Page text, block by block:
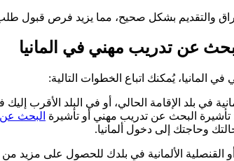
والتقديم بشكل صحيح، مما يزيد فرص قبول
عن تدريب مهني في المانيا
المانيا، يُمكنك اتباع الخطوات التالية:
في بلد الإقامة الحالي، أو في البلد
تأشيرة البحث عن تدريب مهني أو تأشيرة البحث
وحاجتك إلى دخول ألمانيا.
القنصلية الألمانية في بلدك للحصول على مزيد